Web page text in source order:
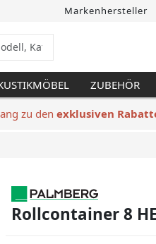
Markenhersteller
ZUBEHÖR
zu den exklusiven
Rollcontainer 8